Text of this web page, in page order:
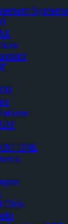
Systems
ONE
Click